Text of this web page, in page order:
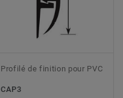
Profilé de finition pour PVC
CAP3